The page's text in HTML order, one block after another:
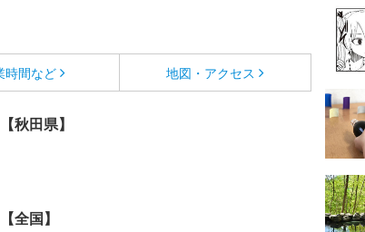
時間など 地図・アクセス
秋田県】
全国】